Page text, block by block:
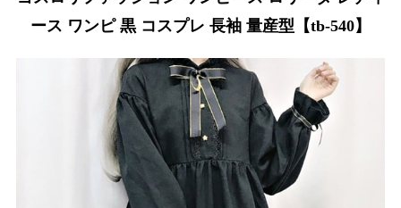
ース ワンピ 黒 コスプレ 長袖 量産型【tb-540】